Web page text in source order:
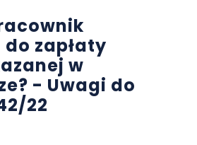
zapłaty
w
- Uwagi do
22